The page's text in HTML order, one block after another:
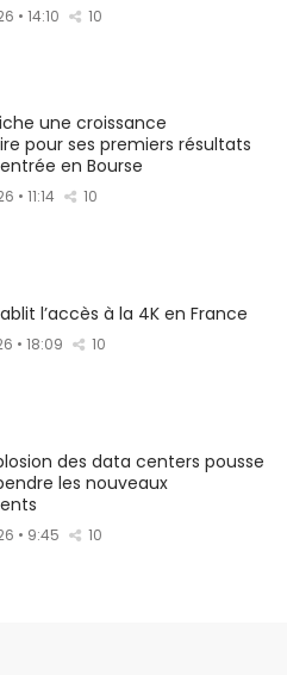
• 14:10 10
une croissance
pour ses premiers résultats
en Bourse
• 11:14 10
l’accès à la 4K en France
• 18:09 10
des data centers pousse
les nouveaux
• 9:45 10